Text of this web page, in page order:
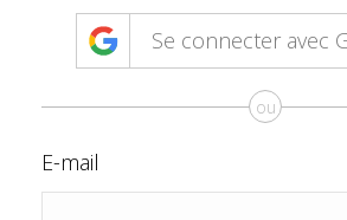
Se connecter avec
ou
E-mail